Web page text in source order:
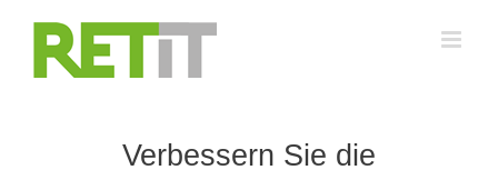
springen
Verbessern Sie die